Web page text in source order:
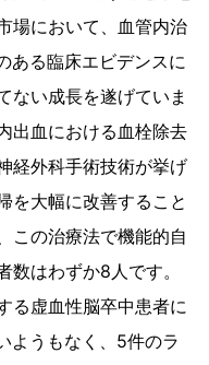
場において、血管内治
ある臨床エビデンスに
ない成長を遂げていま
出血における血栓除去
経外科手術技術が挙げ
を大幅に改善すること
この治療法で機能的自
数はわずか8人です。
る虚血性脳卒中患者に
ようもなく、5件のラ